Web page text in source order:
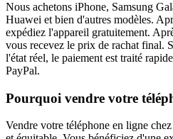
Nous achetons iPhone, Samsung
Huawei et bien d'autres modèles.
expédiez l'appareil gratuitement.
vous recevez le prix de rachat final.
l'état réel, le paiement est traité
PayPal.
Pourquoi vendre votre
Vendre votre téléphone en ligne